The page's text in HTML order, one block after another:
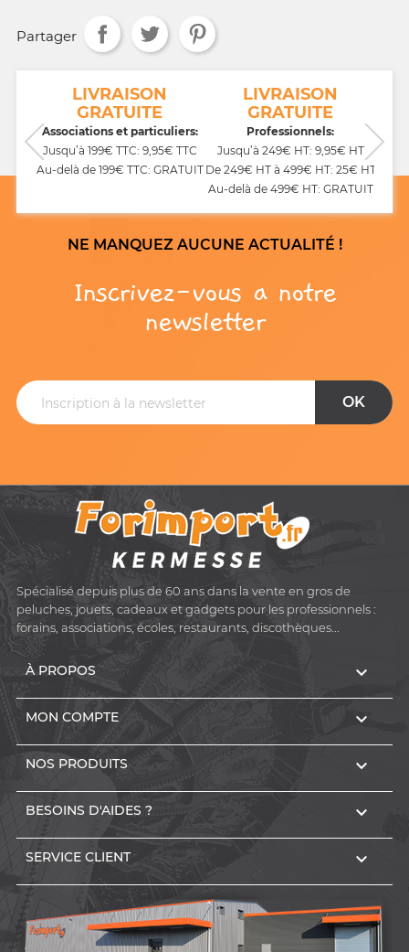
Age :
Partager
LIVRAISON
GRATUITE
Associations et particuliers:
Jusqu’à 199€ TTC: 9,95€ TTC
Au-delà de 199€ TTC: GRATUIT
LIVRAISON
GRATUITE
Professionnels:
Jusqu’à 249€ HT: 9,95€ HT
De 249€ HT à 499€ HT: 25€ HT
Au-delà de 499€ HT: GRATUIT
NE MANQUEZ AUCUNE ACTUALITÉ !
Inscrivez-vous a notre
newsletter
Spécialisé depuis plus de 60 ans dans la vente en gros de
peluches, jouets, cadeaux et gadgets pour les professionnels :
forains, associations, écoles, restaurants, discothèques...
À PROPOS 
MON COMPTE 
NOS PRODUITS 
BESOINS D'AIDES ? 
SERVICE CLIENT 